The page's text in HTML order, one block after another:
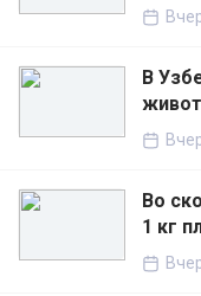
В
Во
1 кг